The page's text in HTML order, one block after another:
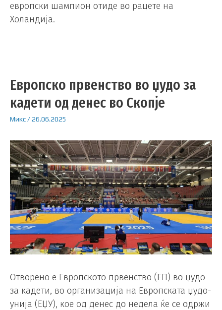
европски шампион отиде во рацете на
Холандија.
Европско првенство во џудо за
кадети од денес во Скопје
Микс/26.06.2025
Отворено е Европското првенство (ЕП) во џудо
за кадети, во организација на Европската џудо-
унија (ЕЏУ), кое од денес до недела ќе се одржи